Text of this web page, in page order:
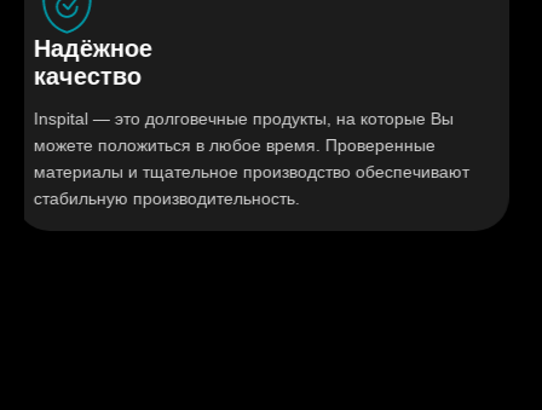
Надёжное
качество
Inspital — это долговечные продукты, на которые Вы
можете положиться в любое время. Проверенные
материалы и тщательное производство обеспечивают
стабильную производительность.